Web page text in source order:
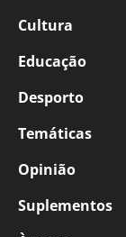
Cultura
Educação
Desporto
Temáticas
Opinião
Suplementos